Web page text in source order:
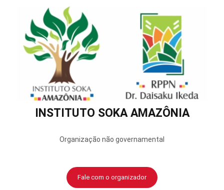
INSTITUTO SOKA AMAZÔNIA
Organização não governamental
Fale com o organizador